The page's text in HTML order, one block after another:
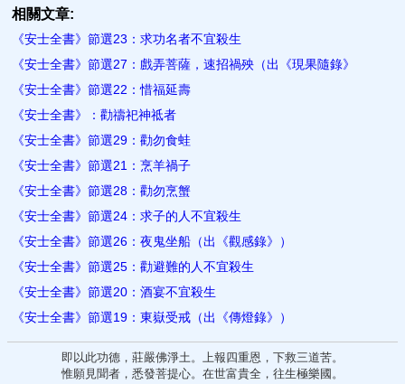
相關文章:
《安士全書》節選23：求功名者不宜殺生
《安士全書》節選27：戲弄菩薩，速招禍殃（出《現果隨錄》
《安士全書》節選22：惜福延壽
《安士全書》：勸禱祀神祗者
《安士全書》節選29：勸勿食蛙
《安士全書》節選21：烹羊禍子
《安士全書》節選28：勸勿烹蟹
《安士全書》節選24：求子的人不宜殺生
《安士全書》節選26：夜鬼坐船（出《觀感錄》）
《安士全書》節選25：勸避難的人不宜殺生
《安士全書》節選20：酒宴不宜殺生
《安士全書》節選19：東嶽受戒（出《傳燈錄》）
即以此功德，莊嚴佛淨土。上報四重恩，下救三道苦。
惟願見聞者，悉發菩提心。在世富貴全，往生極樂國。